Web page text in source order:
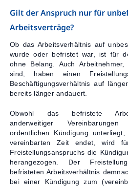
Gilt der Anspruch nur für
Arbeitsverträge?
Ob das Arbeitsverhältnis auf
wurde oder befristet war, ist für
ohne Belang. Auch
sind, haben einen
Beschäftigungsverhältnis auf
bereits länger andauert.
Obwohl das befristete
anderweitiger
ordentlichen Kündigung
vereinbarten Zeit endet, wird
Freistellungsanspruchs die
herangezogen. Der
befristeten Arbeitsverhältnis
bei einer Kündigung zum